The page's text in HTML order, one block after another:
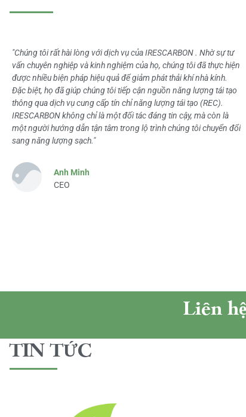
"Chúng tôi rất hài lòng với dịch vụ của IRESCARBON . Nhờ sự tư
vấn chuyên nghiệp và kinh nghiệm của họ, chúng tôi đã thực hiện
được nhiều biện pháp hiệu quả để giảm phát thải khí nhà kính.
Đặc biệt, họ đã giúp chúng tôi tiếp cận nguồn năng lượng tái tạo
thông qua dịch vụ cung cấp tín chỉ năng lượng tái tạo (REC).
IRESCARBON không chỉ là một đối tác đáng tin cậy, mà còn là
một người hướng dẫn tận tâm trong lộ trình chúng tôi chuyển đổi
sang năng lượng sạch."
Anh Minh
CEO
Liên
TIN TỨC